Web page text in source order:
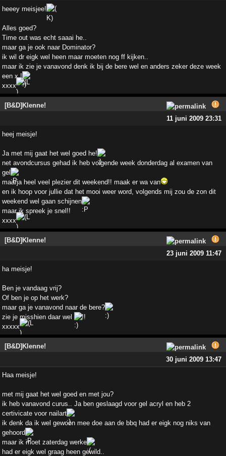
heeey meisjee!
Alles goed?
Time out was echt saaai he..
maar ga je ook naar Dominator?
ik wil dr eigk wel heen maar moeten nog ff kijken..
maar ik zie je vanavond denk ik bij de bere wel en anders zeker deze week
een x !
xxxx
[B&D]Klenne!
11 juni 2009 23:31
heej meisje!
Ja met mij gaat het wel goed he!
net avondcursus gehad ik heb volgende week donderdag al examen van
gel
maarja heel veel plezier dit weekend!! maak er wa van
en ik hoop voor jullie dat het mooi weer word, volgends mij zou de zon dit
weekend wel gaan schijnen
maar ik spreek je snel!!
xxxx
[B&D]Klenne!
23 juni 2009 11:47
ha meisje!
Ben je vandaag vrij?
Of ben je op het werk?
maar ga je vanavond naar de bere?
zie je misshien daar wel
!!
xxxxx
[B&D]Klenne!
30 juni 2009 13:47
Haa meisje!
met mij gaat het wel goed en met jou?
ik heb vanavond curus.. Ja ben geslaagd voor gel acryl en heb 2
certivicate voor nailart
ik denk da ik wel gewoon mee doe aan de bbq had er eigk nog niks van
gehoord
maar ik moet zaterdag werke
had er eigk wel graag heen gewild..